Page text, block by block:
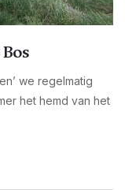
we regelmatig
het hemd van het